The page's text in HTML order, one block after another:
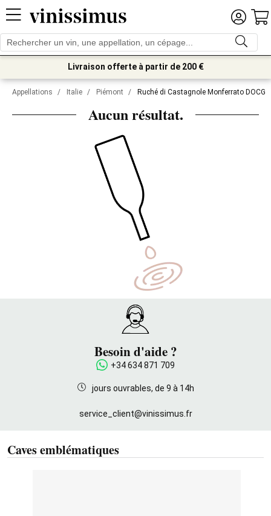
Livraison offerte à partir de 200 €
Appellations / Italie / Piémont / Ruché di Castagnole Monferrato DOCG
Aucun résultat.
Besoin d'aide ?
+34 634 871 709
jours ouvrables, de 9 à 14h
service_client@vinissimus.fr
Caves emblématiques